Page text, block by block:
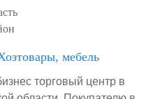
мебель
торговый центр в